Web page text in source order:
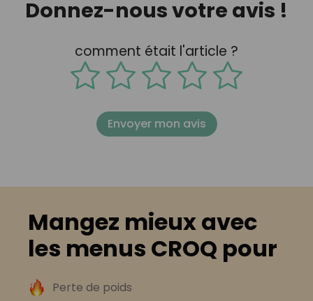
Donnez-nous votre avis !
comment était l'article ?
Envoyer mon avis
Mangez mieux avec
les menus CROQ pour
Perte de poids